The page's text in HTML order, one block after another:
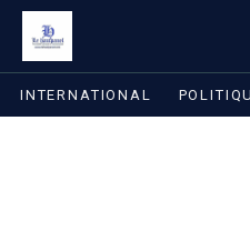
INTERNATIONAL